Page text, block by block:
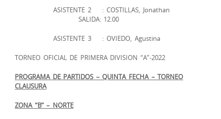
ASISTENTE 2 : COSTILLAS, Jonathan
SALIDA: 12.00
ASISTENTE 3 : OVIEDO, Agustina
TORNEO OFICIAL DE PRIMERA DIVISION “A”-2022
PROGRAMA DE PARTIDOS – QUINTA FECHA – TORNEO
CLAUSURA
ZONA “B” – NORTE